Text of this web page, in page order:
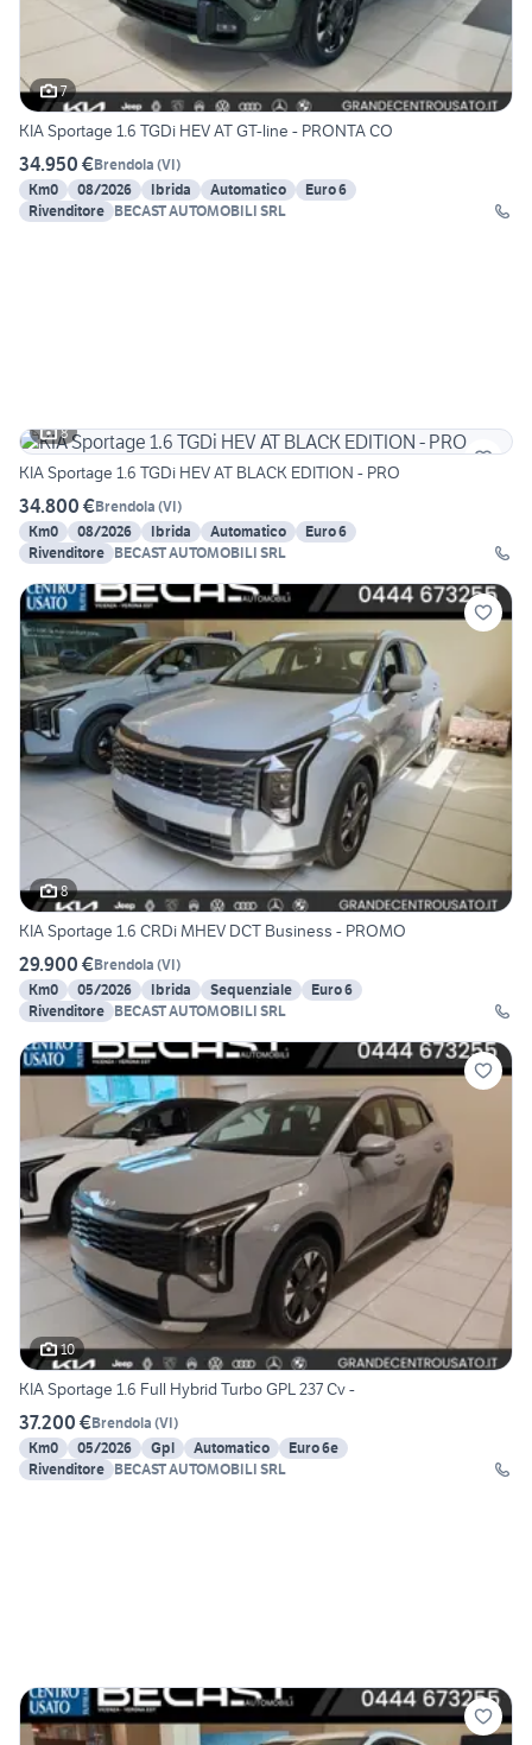
7
KIA Sportage 1.6 TGDi HEV AT GT-line - PRONTA CO
34.950 €Brendola (VI)
Km0
08/2026 Ibrida Automatico
Euro 6
Rivenditore BECAST AUTOMOBILI SRL
8
KIA Sportage 1.6 TGDi HEV AT BLACK EDITION - PRO
34.800 €Brendola (VI)
Km0
08/2026 Ibrida Automatico
Euro 6
Rivenditore BECAST AUTOMOBILI SRL
8
KIA Sportage 1.6 CRDi MHEV DCT Business - PROMO
29.900 €Brendola (VI)
Km0
05/2026 Ibrida Sequenziale
Euro 6
Rivenditore BECAST AUTOMOBILI SRL
10
KIA Sportage 1.6 Full Hybrid Turbo GPL 237 Cv -
37.200 €Brendola (VI)
Km0
05/2026 Gpl Automatico
Euro 6e
Rivenditore BECAST AUTOMOBILI SRL